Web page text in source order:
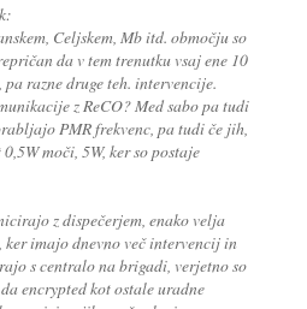
Celjskem, Mb itd. območju so
da v tem trenutku vsaj ene 10
razne druge teh. intervencije.
z ReCO? Med sabo pa tudi
PMR frekvenc, pa tudi če jih,
moči, 5W, ker so postaje
z dispečerjem, enako velja
ker imajo dnevno več intervencij in
s centralo na brigadi, verjetno so
encrypted kot ostale uradne